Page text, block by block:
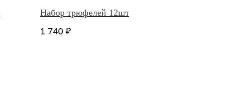
Набор трюфелей 12шт
1 740 ₽